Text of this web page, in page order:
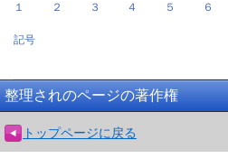
１ ２ ３ ４ ５ ６
記号
整理されのページの著作権
トップページに戻る